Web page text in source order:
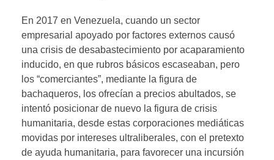
En 2017 en Venezuela, cuando un sector
empresarial apoyado por factores externos causó
una crisis de desabastecimiento por acaparamiento
inducido, en que rubros básicos escaseaban, pero
los “comerciantes”, mediante la figura de
bachaqueros, los ofrecían a precios abultados, se
intentó posicionar de nuevo la figura de crisis
humanitaria, desde estas corporaciones mediáticas
movidas por intereses ultraliberales, con el pretexto
de ayuda humanitaria, para favorecer una incursión